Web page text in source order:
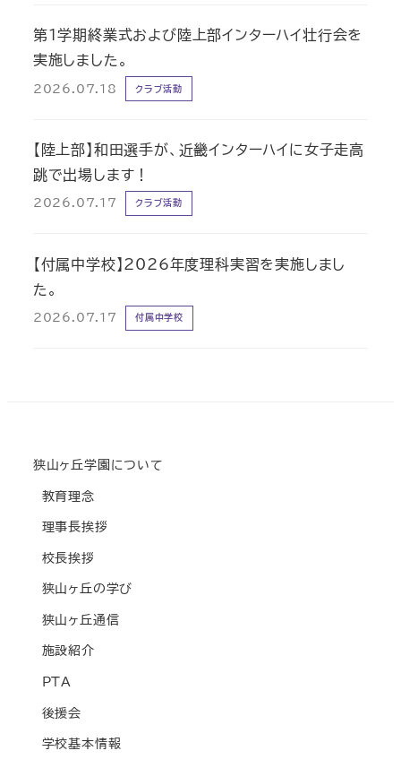
第1学期終業式および陸上部インターハイ壮行会を
実施しました。
2026.07.18 クラブ活動
【陸上部】和田選手が、近畿インターハイに女子走高
跳で出場します！
2026.07.17 クラブ活動
【付属中学校】2026年度理科実習を実施しまし
た。
2026.07.17 付属中学校
狭山ヶ丘学園について
教育理念
理事長挨拶
校長挨拶
狭山ヶ丘の学び
狭山ヶ丘通信
施設紹介
PTA
後援会
学校基本情報